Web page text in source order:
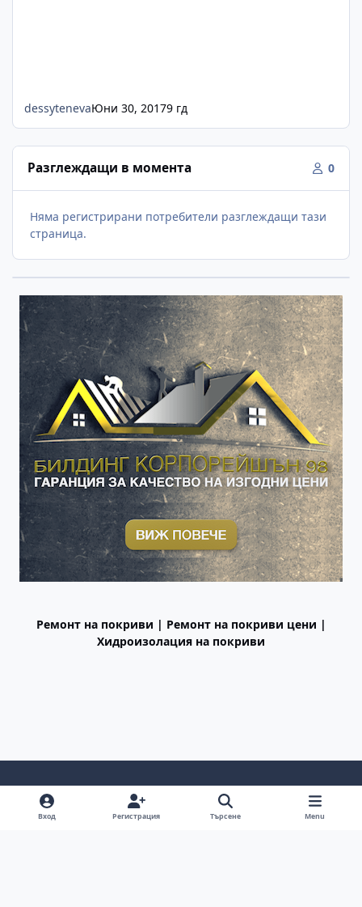
dessytenevaЮни 30, 20179 гд
Разглеждащи в момента 0
Няма регистрирани потребители разглеждащи тази
страница.
Ремонт на покриви | Ремонт на покриви цени |
Хидроизолация на покриви
Light ModeDark ModeSystem Preference
f
Вход Регистрация Търсене Menu